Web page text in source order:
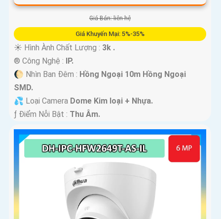
Giá Bán: liên hệ
Giá Khuyến Mại: 5%-35%
☀️ Hình Ành Chất Lượng : 3k .
®️ Công Nghệ : IP.
🌔 Nhìn Ban Đêm : Hồng Ngoại 10m Hồng Ngoại
SMD.
💦 Loại Camera Dome Kim loại + Nhựa.
️ƒ Điểm Nỗi Bật : Thu Âm.